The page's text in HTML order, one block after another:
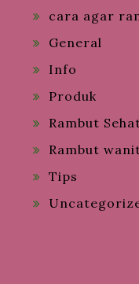
cara agar
General
Info
Produk
Rambut
Rambut
Tips